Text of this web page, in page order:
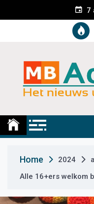
e
t
7
Home 2024
Alle 16+ers welkom